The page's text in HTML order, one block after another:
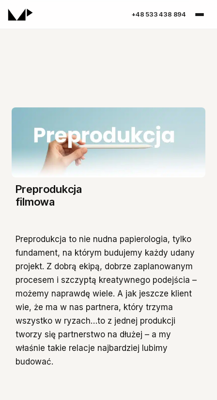
Preprodukcja
filmowa
Preprodukcja to nie nudna papierologia, tylko
fundament, na którym budujemy każdy udany
projekt. Z dobrą ekipą, dobrze zaplanowanym
procesem i szczyptą kreatywnego podejścia –
możemy naprawdę wiele. A jak jeszcze klient
wie, że ma w nas partnera, który trzyma
wszystko w ryzach…to z jednej produkcji
tworzy się partnerstwo na dłużej – a my
właśnie takie relacje najbardziej lubimy
budować.
+48 533 438 894